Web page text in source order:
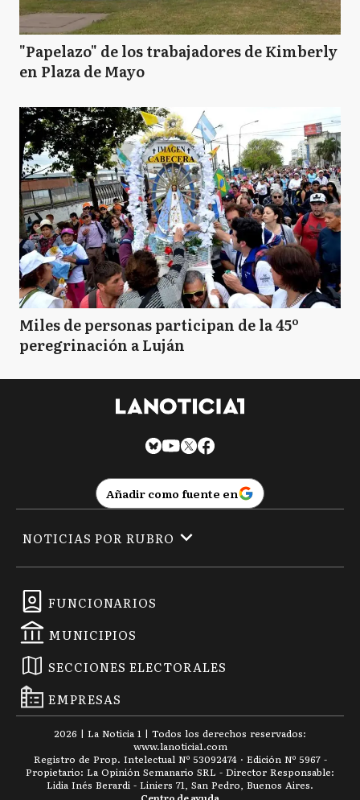
"Papelazo" de los trabajadores de Kimberly
en Plaza de Mayo
Miles de personas participan de la 45º
peregrinación a Luján
Añadir como fuente en
FUNCIONARIOS
MUNICIPIOS
SECCIONES ELECTORALES
EMPRESAS
NOTICIAS POR RUBRO
2026 | La Noticia 1 | Todos los derechos reservados:
www.lanoticia1.com
Registro de Prop. Intelectual Nº 53092474 · Edición Nº 5967 -
Propietario: La Opinión Semanario SRL - Director Responsable:
Lidia Inés Berardi - Liniers 71, San Pedro, Buenos Aires.